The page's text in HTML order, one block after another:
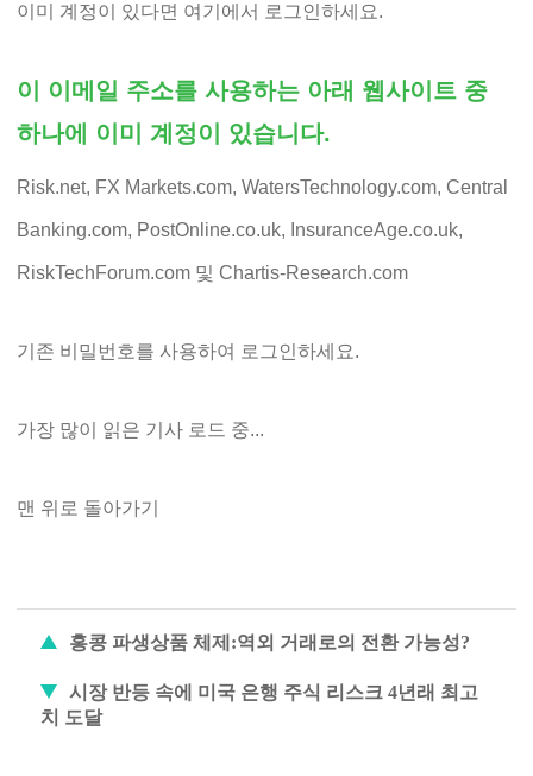
이미 계정이 있다면 여기에서 로그인하세요.
이 이메일 주소를 사용하는 아래 웹사이트 중
하나에 이미 계정이 있습니다.
Risk.net, FX Markets.com, WatersTechnology.com, Central
Banking.com, PostOnline.co.uk, InsuranceAge.co.uk,
RiskTechForum.com 및 Chartis-Research.com
기존 비밀번호를 사용하여 로그인하세요.
가장 많이 읽은 기사 로드 중...
맨 위로 돌아가기
홍콩 파생상품 체제:역외 거래로의 전환 가능성?
시장 반등 속에 미국 은행 주식 리스크 4년래 최고
치 도달